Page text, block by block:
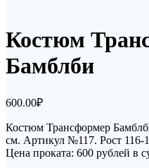
Костюм
Бамблби
600.00₽
Костюм Трансформер
см. Артикул №117. Рост 116-
Цена проката: 600 рублей в